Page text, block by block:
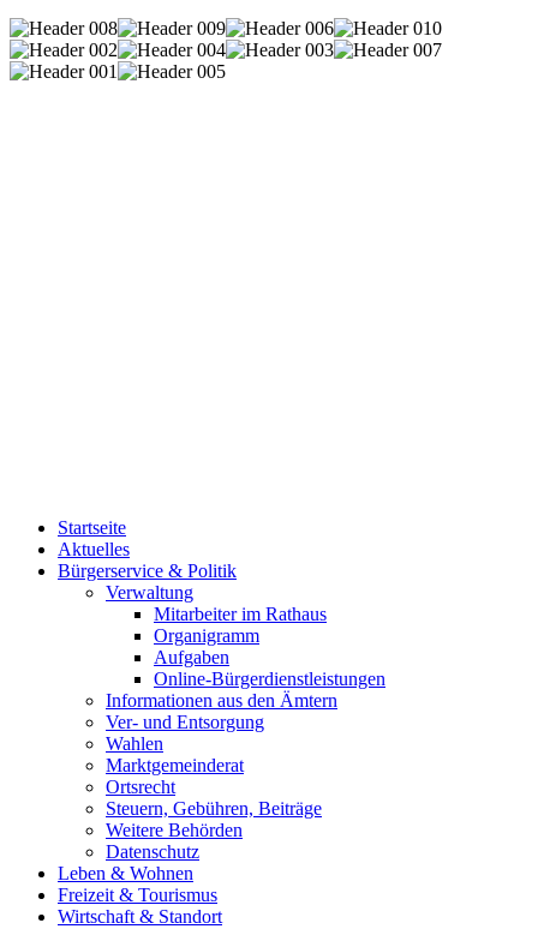
Startseite
Aktuelles
Bürgerservice & Politik
Verwaltung
Mitarbeiter im Rathaus
Organigramm
Aufgaben
Online-Bürgerdienstleistungen
Informationen aus den Ämtern
Ver- und Entsorgung
Wahlen
Marktgemeinderat
Ortsrecht
Steuern, Gebühren, Beiträge
Weitere Behörden
Datenschutz
Leben & Wohnen
Freizeit & Tourismus
Wirtschaft & Standort